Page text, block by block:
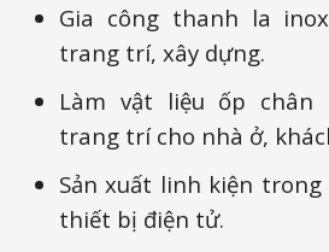
Gia công thanh la
trang trí, xây dựng.
Làm vật liệu ốp chân
trang trí cho nhà ở,
Sản xuất linh kiện trong
thiết bị điện tử.